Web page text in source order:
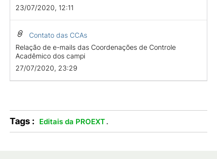
23/07/2020, 12:11
Contato das CCAs
Relação de e-mails das Coordenações de Controle
Acadêmico dos campi
27/07/2020, 23:29
Tags : Editais da PROEXT.